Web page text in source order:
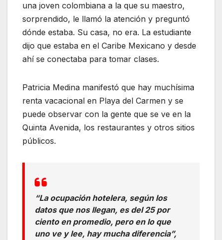
una joven colombiana a la que su maestro,
sorprendido, le llamó la atención y preguntó
dónde estaba. Su casa, no era. La estudiante
dijo que estaba en el Caribe Mexicano y desde
ahí se conectaba para tomar clases.
Patricia Medina manifestó que hay muchísima
renta vacacional en Playa del Carmen y se
puede observar con la gente que se ve en la
Quinta Avenida, los restaurantes y otros sitios
públicos.
“La ocupación hotelera, según los
datos que nos llegan, es del 25 por
ciento en promedio, pero en lo que
uno ve y lee, hay mucha diferencia”,